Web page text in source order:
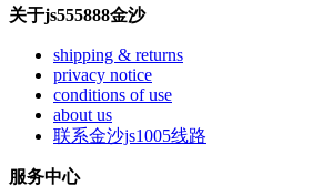
关于js555888金沙
shipping & returns
privacy notice
conditions of use
about us
联系金沙js1005线路
服务中心